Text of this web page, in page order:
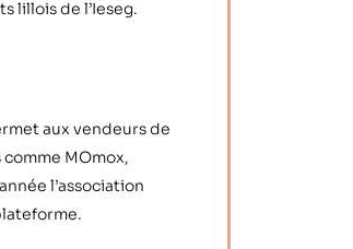
lillois de l’Ieseg.
aux vendeurs de
MOmox,
l’association